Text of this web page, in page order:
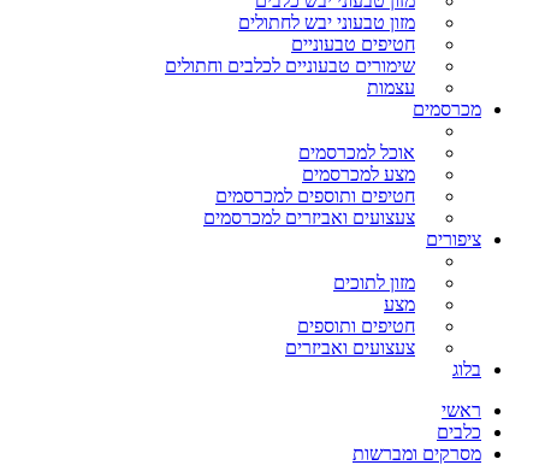
מזון טבעוני יבש לחתולים
חטיפים טבעוניים
שימורים טבעוניים לכלבים וחתולים
עצמות
מכרסמים
אוכל למכרסמים
מצע למכרסמים
חטיפים ותוספים למכרסמים
צעצועים ואביזרים למכרסמים
ציפורים
מזון לתוכים
מצע
חטיפים ותוספים
צעצועים ואביזרים
בלוג
ראשי
כלבים
מסרקים ומברשות